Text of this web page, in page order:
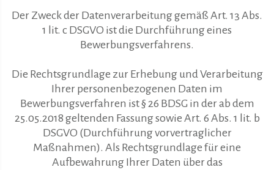
Der Zweck der Datenverarbeitung gemäß Art. 13 Abs.
1 lit. c DSGVO ist die Durchführung eines
Bewerbungsverfahrens.
Die Rechtsgrundlage zur Erhebung und Verarbeitung
Ihrer personenbezogenen Daten im
Bewerbungsverfahren ist § 26 BDSG in der ab dem
25.05.2018 geltenden Fassung sowie Art. 6 Abs. 1 lit. b
DSGVO (Durchführung vorvertraglicher
Maßnahmen). Als Rechtsgrundlage für eine
Aufbewahrung Ihrer Daten über das